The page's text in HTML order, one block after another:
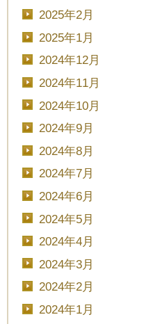
2025年2月
2025年1月
2024年12月
2024年11月
2024年10月
2024年9月
2024年8月
2024年7月
2024年6月
2024年5月
2024年4月
2024年3月
2024年2月
2024年1月